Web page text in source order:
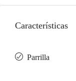
Características
Parrilla